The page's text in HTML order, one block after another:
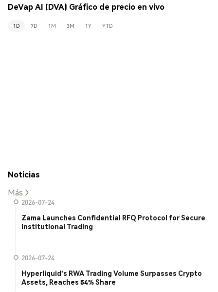
DeVap AI (DVA) Gráfico de precio en vivo
1D 7D 1M 3M 1Y YTD
Noticias
Más
2026-07-24
Zama Launches Confidential RFQ Protocol for Secure
Institutional Trading
2026-07-24
Hyperliquid's RWA Trading Volume Surpasses Crypto
Assets, Reaches 54% Share